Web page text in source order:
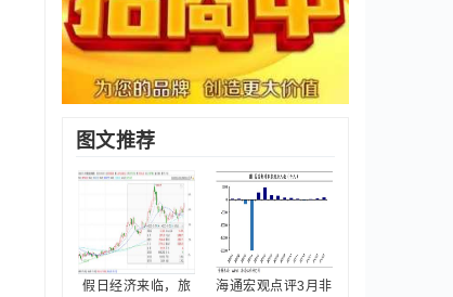
图文推荐
假日经济来临，旅
海通宏观点评3月非